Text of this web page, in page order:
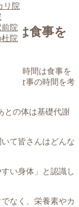
リ院
院
院
間は食事を
ら2時間は食事を
お食事の時間を考
との体は基礎代謝
て皆さんはどんな
い身体」と認識し
なく、栄養素やカ